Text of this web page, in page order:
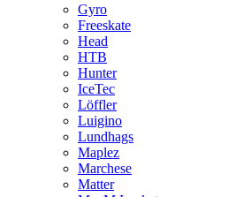
Gyro
Freeskate
Head
HTB
Hunter
IceTec
Löffler
Luigino
Lundhags
Maplez
Marchese
Matter